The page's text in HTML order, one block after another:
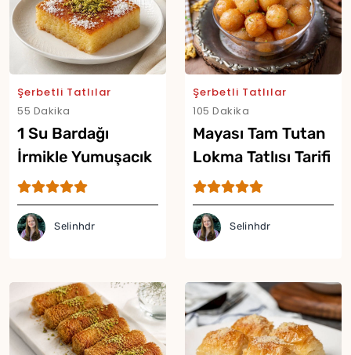
Şerbetli Tatlılar
55 Dakika
1 Su Bardağı
İrmikle Yumuşacık
Tepsi Tatlısı Tarifi
Selinhdr
Şerbetli Tatlılar
105 Dakika
Mayası Tam Tutan
Lokma Tatlısı Tarifi
Selinhdr